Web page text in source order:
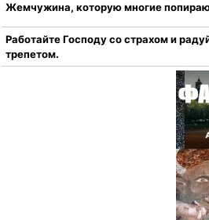
Жемчужина, которую многие
Работайте Господу со страхом и
трепетом.